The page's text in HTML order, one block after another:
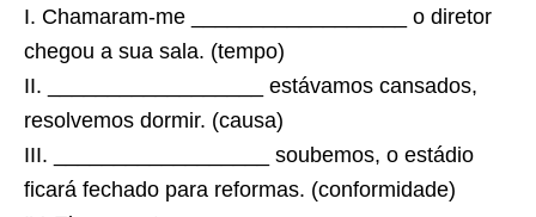
I. Chamaram-me __________________ o diretor
chegou a sua sala. (tempo)
II. __________________ estávamos cansados,
resolvemos dormir. (causa)
III. __________________ soubemos, o estádio
ficará fechado para reformas. (conformidade)